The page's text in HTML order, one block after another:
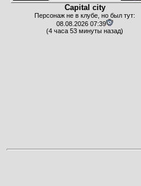
Capital city
Персонаж не в клубе, но был тут:
08.08.2026 07:39
(4 часа 53 минуты назад)